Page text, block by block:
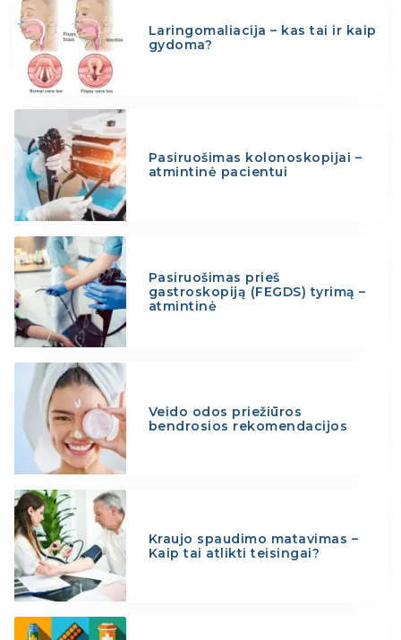
Laringomaliacija – kas tai ir kaip
gydoma?
Pasiruošimas kolonoskopijai –
atmintinė pacientui
Pasiruošimas prieš
gastroskopiją (FEGDS) tyrimą –
atmintinė
Veido odos priežiūros
bendrosios rekomendacijos
Kraujo spaudimo matavimas –
Kaip tai atlikti teisingai?